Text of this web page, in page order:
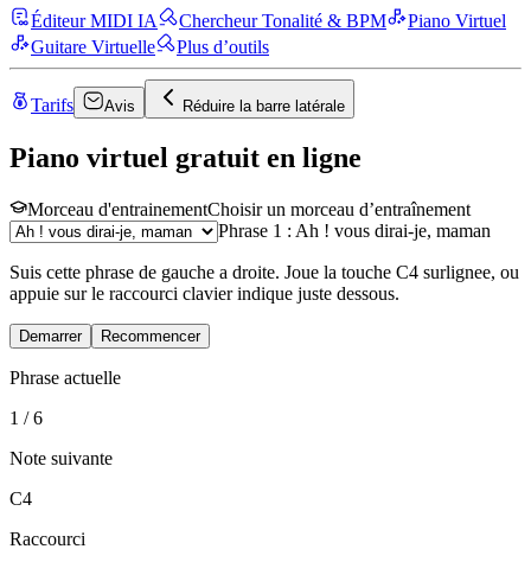
Éditeur MIDI IA Chercheur Tonalité & BPM
Piano Virtuel
Guitare Virtuelle
Plus d’outils
Tarifs Avis Réduire la barre latérale
Piano virtuel gratuit en ligne
Morceau d'entrainementChoisir un morceau d’entraînement
Phrase 1 : Ah ! vous dirai-je, maman
Suis cette phrase de gauche a droite. Joue la touche C4 surlignee, ou
appuie sur le raccourci clavier indique juste dessous.
Demarrer Recommencer
Phrase actuelle
1 / 6
Note suivante
C4
Raccourci